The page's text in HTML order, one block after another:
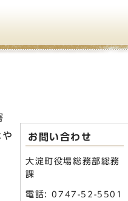
お問い合わせ
大淀町役場総務部総務
課
電話:0747-52-5501